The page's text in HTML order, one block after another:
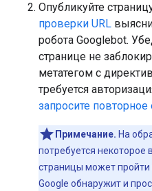
Опубликуйте
проверки URL
робота Googlebot.
странице не
метатегом с
требуется
запросите
Примечание. На
потребуется
страницы может
Google обнаружит и